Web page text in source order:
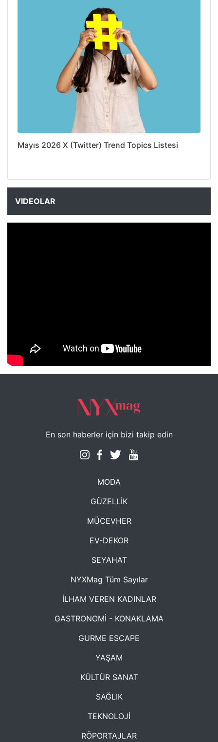
Mayıs 2026 X (Twitter) Trend Topics Listesi
VIDEOLAR
NYXmag 2. Yaş Kutlama Etkinliği
En son haberler için bizi takip edin
MODA
GÜZELLİK
MÜCEVHER
EV-DEKOR
SEYAHAT
NYXMag Tüm Sayılar
İLHAM VEREN KADINLAR
GASTRONOMİ - KONAKLAMA
GURME ESCAPE
YAŞAM
KÜLTÜR SANAT
SAĞLIK
TEKNOLOJİ
RÖPORTAJLAR